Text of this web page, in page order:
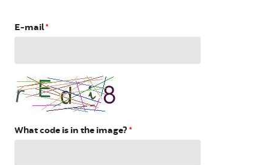
E-mail*
What code is in the image? *